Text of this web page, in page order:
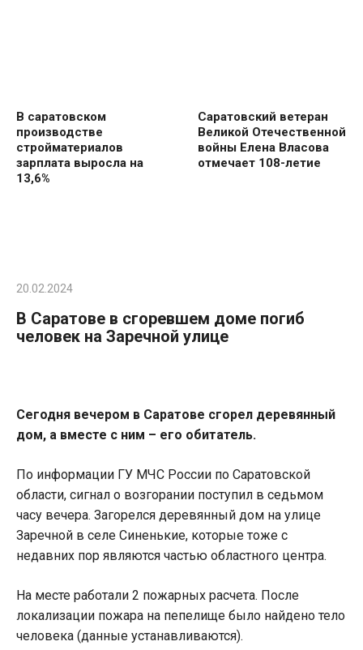
В саратовском
производстве
стройматериалов
зарплата выросла на
13,6%
Саратовский ветеран
Великой Отечественной
войны Елена Власова
отмечает 108-летие
20.02.2024
В Саратове в сгоревшем доме погиб
человек на Заречной улице
Сегодня вечером в Саратове сгорел деревянный
дом, а вместе с ним – его обитатель.
По информации ГУ МЧС России по Саратовской
области, сигнал о возгорании поступил в седьмом
часу вечера. Загорелся деревянный дом на улице
Заречной в селе Синенькие, которые тоже с
недавних пор являются частью областного центра.
На месте работали 2 пожарных расчета. После
локализации пожара на пепелище было найдено тело
человека (данные устанавливаются).